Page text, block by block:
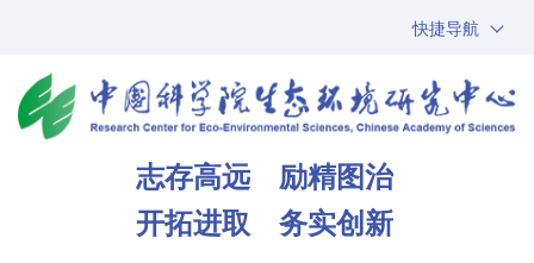
快捷导航
ARP
邮箱
志存高远 励精图治
开拓进取 务实创新